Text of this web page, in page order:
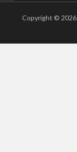
Copyright © 2026